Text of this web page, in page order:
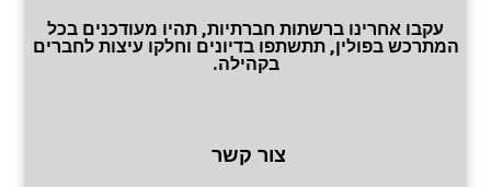
עקבו אחרינו ברשתות חברתיות, תהיו מעודכנים בכל
המתרכש בפולין, תתשתפו בדיונים וחלקו עיצות לחברים
בקהילה.
צור קשר